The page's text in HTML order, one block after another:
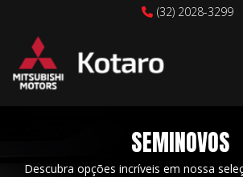
(32) 2028-3299
SEMINOVOS
Descubra opções incríveis em nossa